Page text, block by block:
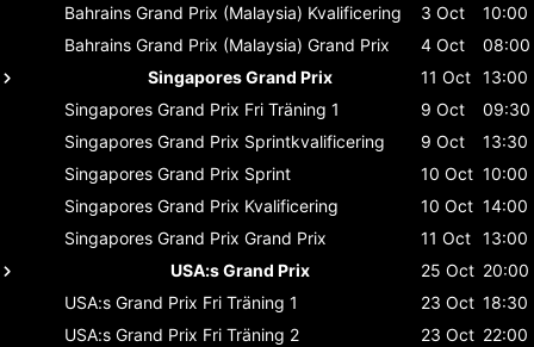
Bahrains Grand Prix (Malaysia) Kvalificering 3 Oct
10:00
Bahrains Grand Prix (Malaysia) Grand Prix 4 Oct
08:00
Singapores Grand Prix
11 Oct 13:00
Singapores Grand Prix Fri Träning 1 9 Oct
09:30
Singapores Grand Prix Sprintkvalificering 9 Oct
13:30
Singapores Grand Prix Sprint 10 Oct 10:00
Singapores Grand Prix Kvalificering 10 Oct 14:00
Singapores Grand Prix Grand Prix 11 Oct 13:00
USA:s Grand Prix
25 Oct 20:00
USA:s Grand Prix Fri Träning 1 23 Oct 18:30
USA:s Grand Prix Fri Träning 2 23 Oct 22:00